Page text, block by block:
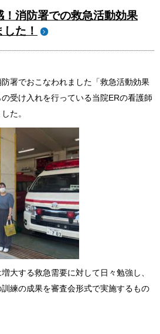
！消防署での救急活動効果
た！
署でおこなわれました「救急活動効果
受け入れを行っている当院ERの看護師
た。
大する救急需要に対して日々勉強し、
練の成果を審査会形式で実施するもの